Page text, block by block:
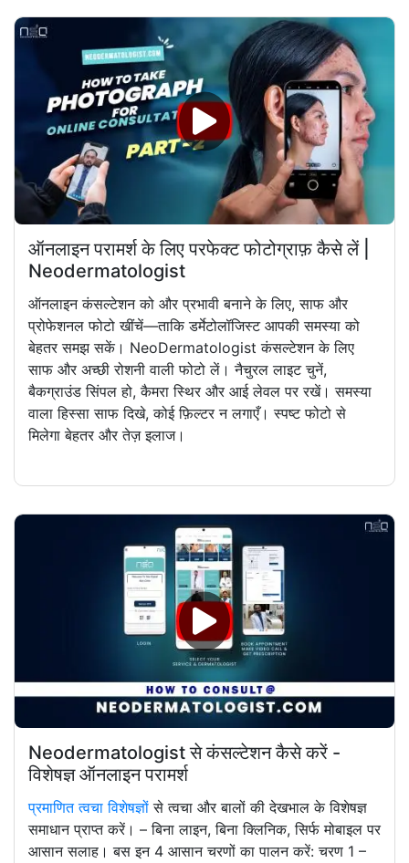
ऑनलाइन परामर्श के लिए परफेक्ट फोटोग्राफ़ कैसे लें |
Neodermatologist
ऑनलाइन कंसल्टेशन को और प्रभावी बनाने के लिए, साफ और
प्रोफेशनल फोटो खींचें—ताकि डर्मेटोलॉजिस्ट आपकी समस्या को
बेहतर समझ सकें। NeoDermatologist कंसल्टेशन के लिए
साफ और अच्छी रोशनी वाली फोटो लें। नैचुरल लाइट चुनें,
बैकग्राउंड सिंपल हो, कैमरा स्थिर और आई लेवल पर रखें। समस्या
वाला हिस्सा साफ दिखे, कोई फ़िल्टर न लगाएँ। स्पष्ट फोटो से
मिलेगा बेहतर और तेज़ इलाज।
Neodermatologist से कंसल्टेशन कैसे करें -
विशेषज्ञ ऑनलाइन परामर्श
प्रमाणित त्वचा विशेषज्ञोंसे त्वचा और बालों की देखभाल के विशेषज्ञ
समाधान प्राप्त करें। – बिना लाइन, बिना क्लिनिक, सिर्फ मोबाइल पर
आसान सलाह। बस इन 4 आसान चरणों का पालन करें: चरण 1 –